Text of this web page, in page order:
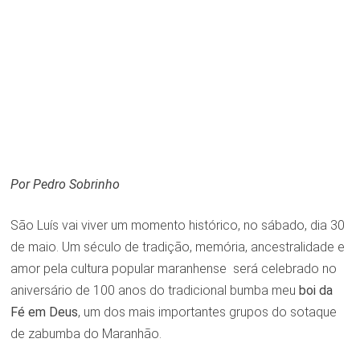
Por Pedro Sobrinho
São Luís vai viver um momento histórico, no sábado, dia 30
de maio. Um século de tradição, memória, ancestralidade e
amor pela cultura popular maranhense será celebrado no
aniversário de 100 anos do tradicional bumba meu boi da
Fé em Deus, um dos mais importantes grupos do sotaque
de zabumba do Maranhão.